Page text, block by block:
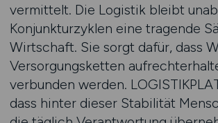
vermittelt. Die Logistik bleibt
Konjunkturzyklen eine tragende
Wirtschaft. Sie sorgt dafür, dass
Versorgungsketten
verbunden werden.
dass hinter dieser Stabilität